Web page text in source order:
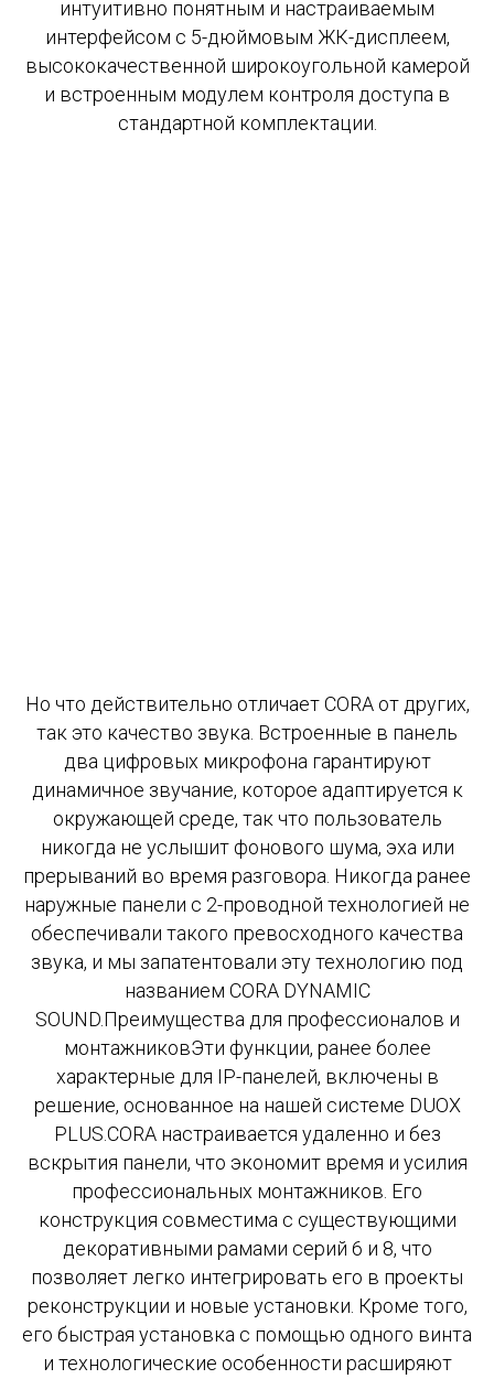
интуитивно понятным и настраиваемым
интерфейсом с 5-дюймовым ЖК-дисплеем,
высококачественной широкоугольной камерой
и встроенным модулем контроля доступа в
стандартной комплектации.
Но что действительно отличает CORA от других,
так это качество звука. Встроенные в панель
два цифровых микрофона гарантируют
динамичное звучание, которое адаптируется к
окружающей среде, так что пользователь
никогда не услышит фонового шума, эха или
прерываний во время разговора. Никогда ранее
наружные панели с 2-проводной технологией не
обеспечивали такого превосходного качества
звука, и мы запатентовали эту технологию под
названием CORA DYNAMIC
SOUND.Преимущества для профессионалов и
монтажниковЭти функции, ранее более
характерные для IP-панелей, включены в
решение, основанное на нашей системе DUOX
PLUS.CORA настраивается удаленно и без
вскрытия панели, что экономит время и усилия
профессиональных монтажников. Его
конструкция совместима с существующими
декоративными рамами серий 6 и 8, что
позволяет легко интегрировать его в проекты
реконструкции и новые установки. Кроме того,
его быстрая установка с помощью одного винта
и технологические особенности расширяют